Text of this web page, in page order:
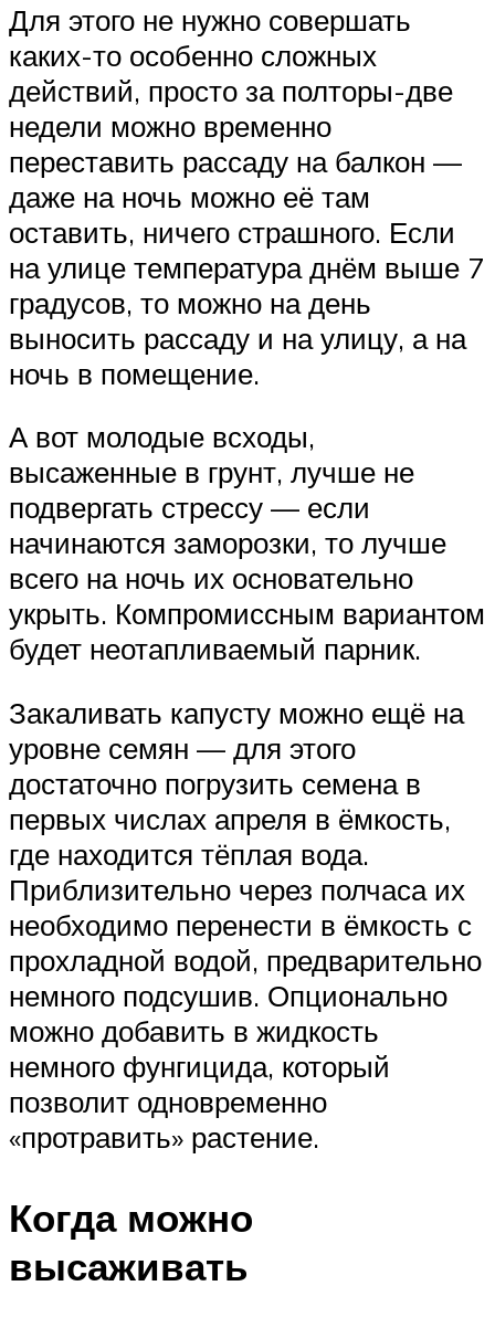
Для этого не нужно совершать
каких-то особенно сложных
действий, просто за полторы-две
недели можно временно
переставить рассаду на балкон —
даже на ночь можно её там
оставить, ничего страшного. Если
на улице температура днём выше 7
градусов, то можно на день
выносить рассаду и на улицу, а на
ночь в помещение.
А вот молодые всходы,
высаженные в грунт, лучше не
подвергать стрессу — если
начинаются заморозки, то лучше
всего на ночь их основательно
укрыть. Компромиссным вариантом
будет неотапливаемый парник.
Закаливать капусту можно ещё на
уровне семян — для этого
достаточно погрузить семена в
первых числах апреля в ёмкость,
где находится тёплая вода.
Приблизительно через полчаса их
необходимо перенести в ёмкость с
прохладной водой, предварительно
немного подсушив. Опционально
можно добавить в жидкость
немного фунгицида, который
позволит одновременно
«протравить» растение.
Когда можно
высаживать